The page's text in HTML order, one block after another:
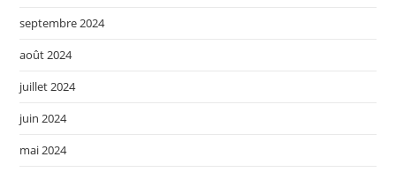
septembre 2024
août 2024
juillet 2024
juin 2024
mai 2024